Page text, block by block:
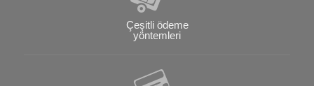
Çeşitli ödeme
yöntemleri